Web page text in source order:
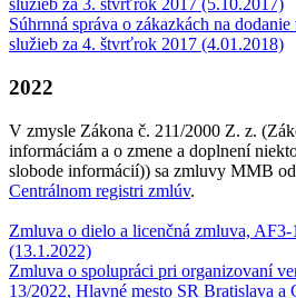
služieb za 3. štvrťrok 2017 (5.10.2017)
Súhrnná správa o zákazkách na
služieb za 4. štvrťrok 2017 (4.01.2018)
2022
V zmysle Zákona č. 211/2000 Z. z.
informáciám a o zmene a doplnení
slobode informácií)) sa zmluvy MMB
Centrálnom registri zmlúv.
Zmluva o dielo a licenčná zmluva,
(13.1.2022)
Zmluva o spolupráci pri organizovaní
13/2022, Hlavné mesto SR Bratislava